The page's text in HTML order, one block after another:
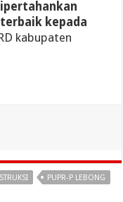
kepada
kabupaten
PUPR-P LEBONG